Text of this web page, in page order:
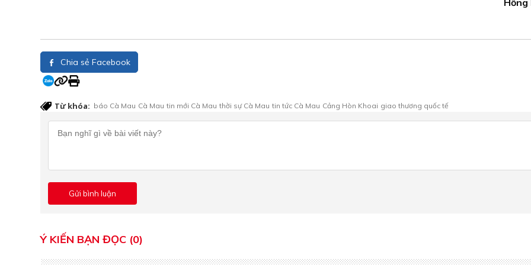
Chia sẻ Facebook
Từ khóa: báo Cà Mau Cà Mau tin mới Cà Mau thời sự Cà Mau tin tức Cà Mau Cảng Hòn Khoai giao thương quốc tế
Ý KIẾN BẠN ĐỌC (0)